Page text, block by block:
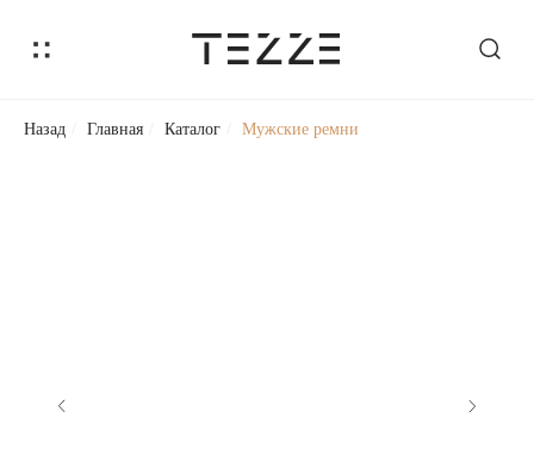
Назад Главная Каталог Мужские ремни